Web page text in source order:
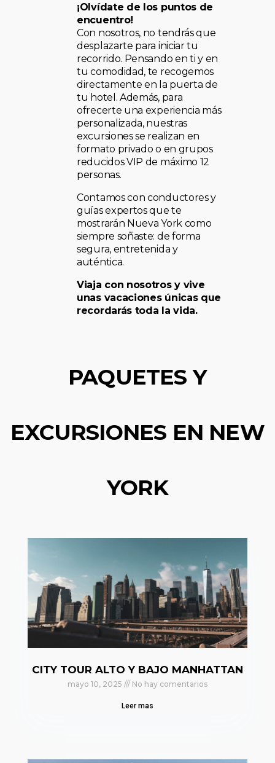
¡Olvídate de los puntos de
encuentro!
Con nosotros, no tendrás que
desplazarte para iniciar tu
recorrido. Pensando en ti y en
tu comodidad, te recogemos
directamente en la puerta de
tu hotel. Además, para
ofrecerte una experiencia más
personalizada, nuestras
excursiones se realizan en
formato privado o en grupos
reducidos VIP de máximo 12
personas.
Contamos con conductores y
guías expertos que te
mostrarán Nueva York como
siempre soñaste: de forma
segura, entretenida y
auténtica.
Viaja con nosotros y vive
unas vacaciones únicas que
recordarás toda la vida.
PAQUETES Y
EXCURSIONES EN NEW
YORK
CITY TOUR ALTO Y BAJO MANHATTAN
mayo 10, 2025 No hay comentarios
Leer mas